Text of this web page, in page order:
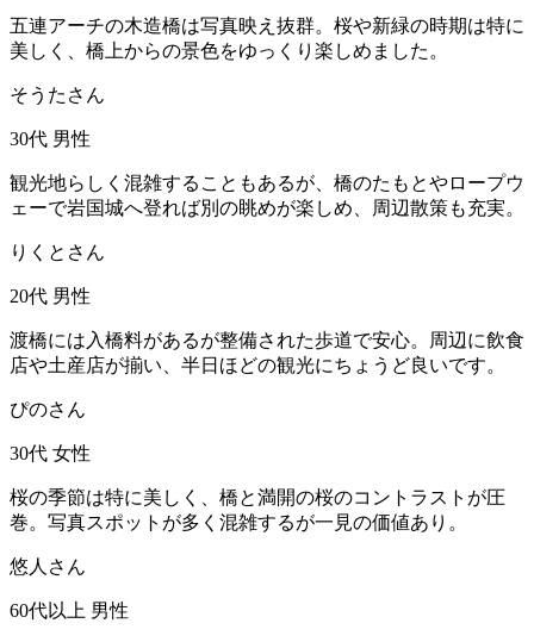
五連アーチの木造橋は写真映え抜群。桜や新緑の時期は特に
美しく、橋上からの景色をゆっくり楽しめました。
そうたさん
30代 男性
観光地らしく混雑することもあるが、橋のたもとやロープウ
ェーで岩国城へ登れば別の眺めが楽しめ、周辺散策も充実。
りくとさん
20代 男性
渡橋には入橋料があるが整備された歩道で安心。周辺に飲食
店や土産店が揃い、半日ほどの観光にちょうど良いです。
ぴのさん
30代 女性
桜の季節は特に美しく、橋と満開の桜のコントラストが圧
巻。写真スポットが多く混雑するが一見の価値あり。
悠人さん
60代以上 男性